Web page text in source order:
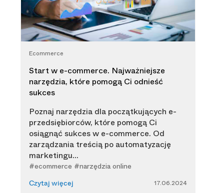
Ecommerce
Start w e-commerce. Najważniejsze
narzędzia, które pomogą Ci odnieść
sukces
Poznaj narzędzia dla początkujących e-
przedsiębiorców, które pomogą Ci
osiągnąć sukces w e-commerce. Od
zarządzania treścią po automatyzację
marketingu...
#ecommerce #narzędzia online
Czytaj więcej 17.06.2024